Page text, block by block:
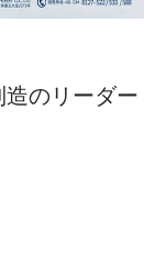
のリーダー